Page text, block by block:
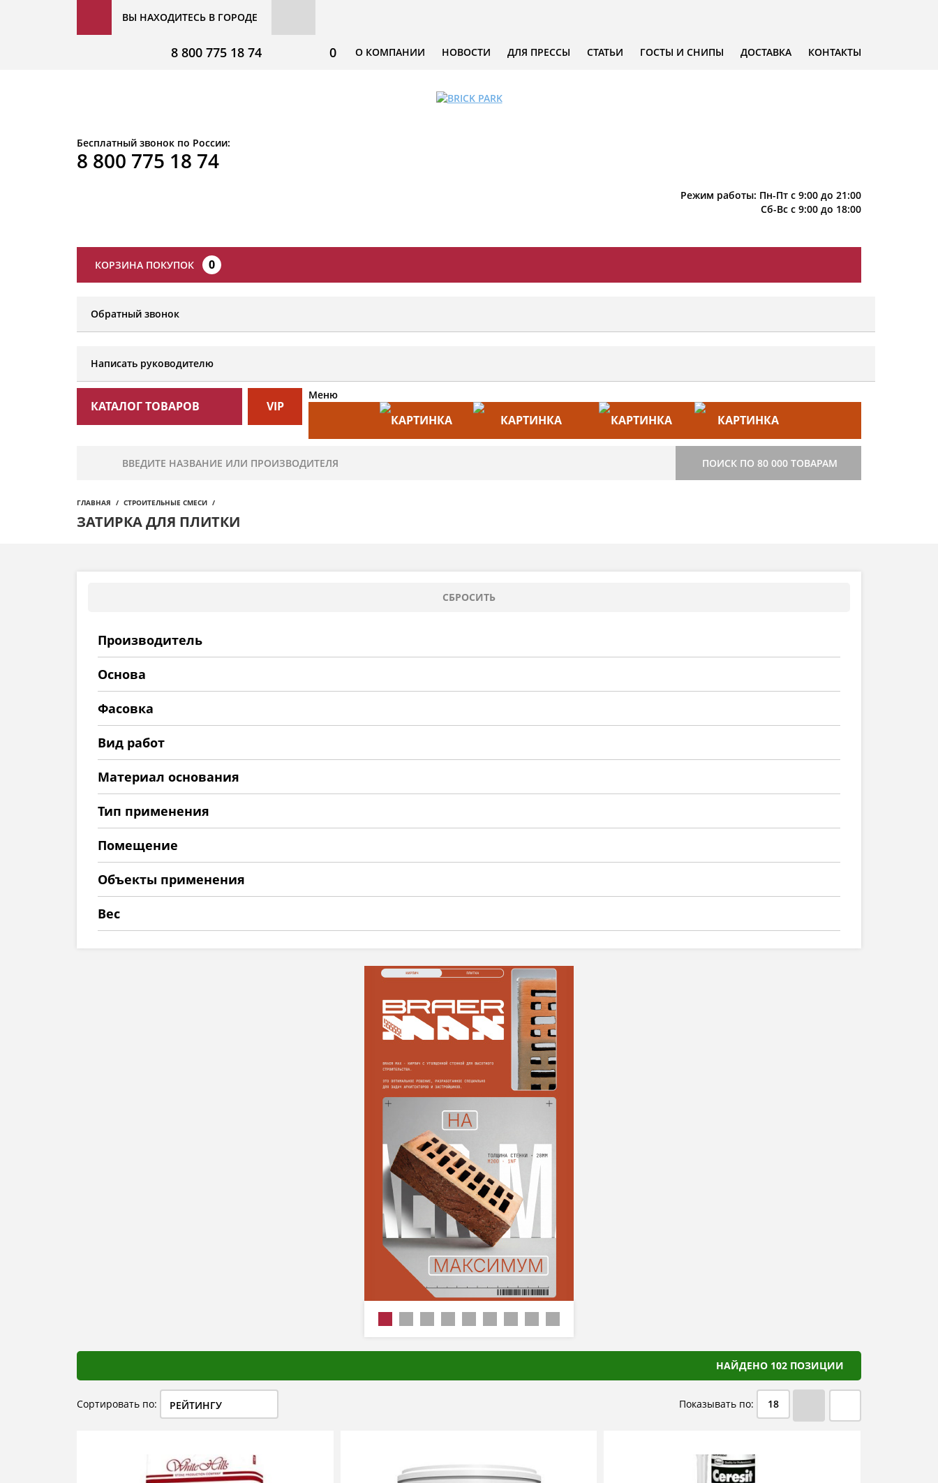
ВЫ НАХОДИТЕСЬ В ГОРОДЕ
О КОМПАНИИ НОВОСТИ ДЛЯ ПРЕССЫ СТАТЬИ ГОСТЫ И СНИПЫ ДОСТАВКА КОНТАКТЫ
0
8 800 775 18 74
Бесплатный звонок по России:
8 800 775 18 74
Режим работы: Пн-Пт с 9:00 до 21:00
Сб-Вс с 9:00 до 18:00
КОРЗИНА ПОКУПОК 0
Обратный звонок
Написать руководителю
КАТАЛОГ ТОВАРОВ VIP
Меню
СТРОИТЕЛЬСТВО
ПОИСК ПО 80 000 ТОВАРАМ
ГЛАВНАЯ СТРОИТЕЛЬНЫЕ СМЕСИ
ЗАТИРКА ДЛЯ ПЛИТКИ
Производитель
Основа
Фасовка
Вид работ
Материал основания
Тип применения
Помещение
Объекты применения
Вес
НАЙДЕНО 102 ПОЗИЦИИ
Сортировать по: РЕЙТИНГУ Показывать по: 18